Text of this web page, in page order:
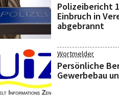
Polizeibericht
Einbruch in
abgebrannt
Wortmelder
Persönliche
Gewerbebau